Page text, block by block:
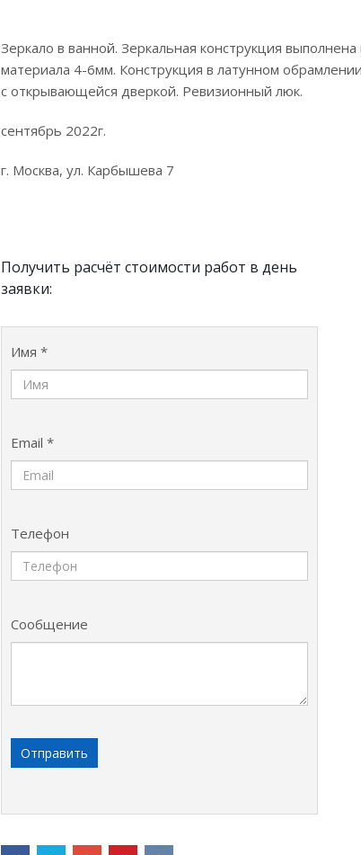
Зеркало в ванной. Зеркальная конструкция
материала 4-6мм. Конструкция в латунном
с открывающейся дверкой. Ревизионный люк.
сентябрь 2022г.
г. Москва, ул. Карбышева 7
Получить расчёт стоимости работ в день
заявки:
Имя *
Email *
Телефон
Сообщение